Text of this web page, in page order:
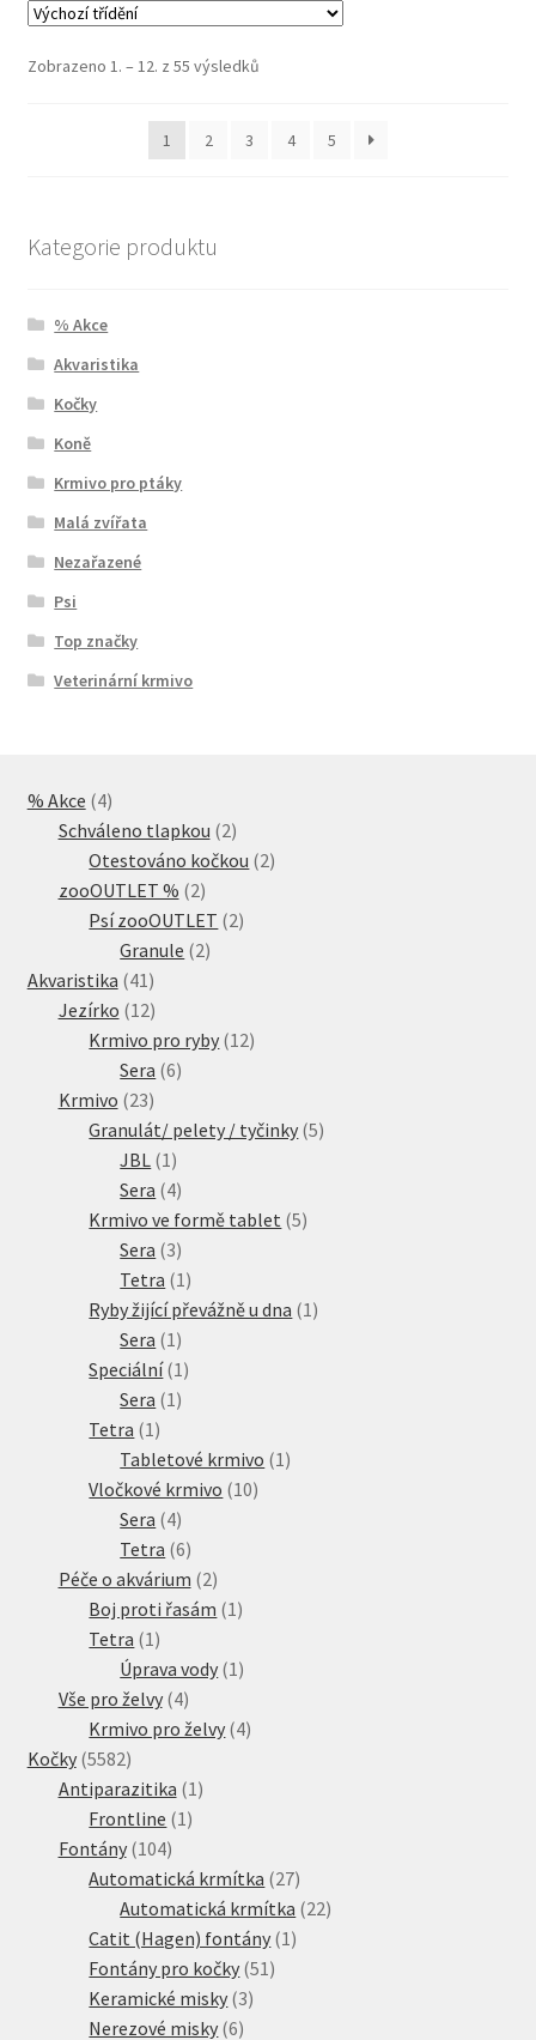
Zobrazeno 1. – 12. z 55 výsledků
1 2 3 4 5
Kategorie produktu
% Akce
Akvaristika
Kočky
Koně
Krmivo pro ptáky
Malá zvířata
Nezařazené
Psi
Top značky
Veterinární krmivo
% Akce 44
produkty
Schváleno tlapkou 22
produkty
Otestováno kočkou 22
zooOUTLET % 22
produkty
Psí zooOUTLET 22
Granule 22
Akvaristika 41 41
produktů
Jezírko 1212
produktů
Krmivo pro ryby 1212
Sera 66
Krmivo 2323
produktů
Granulát/ pelety / tyčinky 55
JBL 1 1
produkt
Sera 44
produkty
Krmivo ve formě tablet 55
Sera 33
produkty
Tetra 1 1
produkt
Ryby žijící převážně u dna 1 1
Sera 1 1
produkt
Speciální 1 1
Sera 1 1
Tetra 1 1
produkt
Tabletové krmivo 1 1
Vločkové krmivo 1010
Sera 44
produkty
Tetra 66
produktů
Péče o akvárium 22
produkty
Boj proti řasám 1 1
Tetra 1 1
produkt
Úprava vody 1 1
Vše pro želvy 44
produkty
Krmivo pro želvy 44
Kočky 55825582
produktů
Antiparazitika 1 1
Frontline 1 1
Fontány 104104
produktů
Automatická krmítka 2727
produktů
Automatická krmítka 2222
Catit (Hagen) fontány 1 1
Fontány pro kočky 51 51
Keramické misky 33
Nerezové misky 66